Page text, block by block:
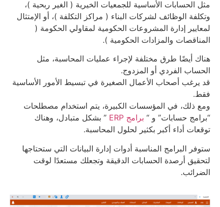
مثل الحسابات الأساسية للجمعيات الخيرية ( الغير ربحية )،
وتكلفة الوظائف لشركات البناء ( مراكز التكلفة )، أو الإمتثال
لمعايير إدارة المشروعات الحكومية لمقاولي الحكومة (
المناقصات والمزادات الحكومية ).
هناك أيضًا طرق مختلفة لإجراء عمليات المحاسبة، مثل
الحساب الفردي أو المزدوج.
قد يرغب أصحاب الأعمال الصغيرة في تبسيط الأمور الأساسية
فقط.
ومع ذلك، في المؤسسات الكبيرة، يتم استخدام مصطلحات
“برامج حسابات” و “برامج ERP
” بشكل متبادل، وهناك
توقعات أداء أكبر بكثير لحلول المحاسبة.
ستوفر البرامج المناسبة أدوات إدارة البيانات التي ستحتاجها
لتحقيق أرصدة الحسابات الدقيقة وتجعلك مستعدًا لوقت
الضرائب.